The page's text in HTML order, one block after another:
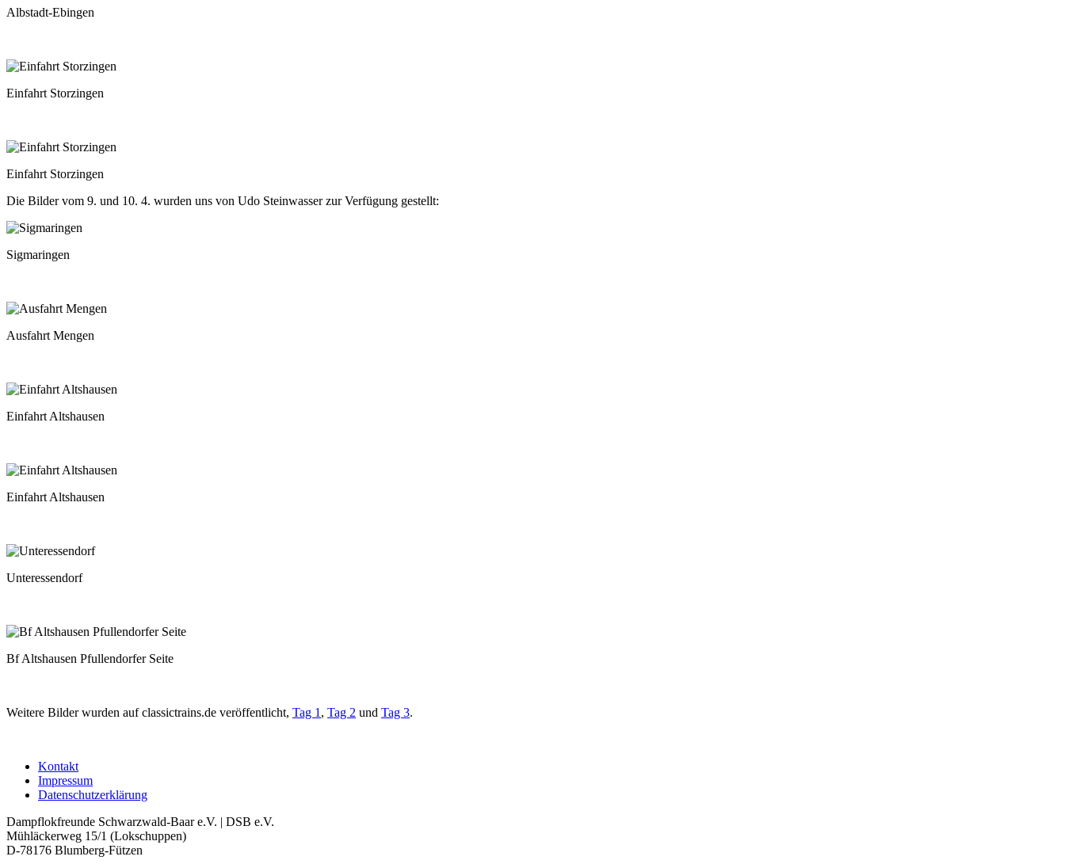
Albstadt-Ebingen
Einfahrt Storzingen
Einfahrt Storzingen
Die Bilder vom 9. und 10. 4. wurden uns von Udo Steinwasser zur Verfügung gestellt:
Sigmaringen
Ausfahrt Mengen
Einfahrt Altshausen
Einfahrt Altshausen
Unteressendorf
Bf Altshausen Pfullendorfer Seite
Weitere Bilder wurden auf classictrains.de veröffentlicht, Tag 1 , Tag 2 und Tag 3.
Kontakt
Impressum
Datenschutzerklärung
Dampflokfreunde Schwarzwald-Baar e.V. | DSB e.V.
Mühläckerweg 15/1 (Lokschuppen)
D-78176 Blumberg-Fützen